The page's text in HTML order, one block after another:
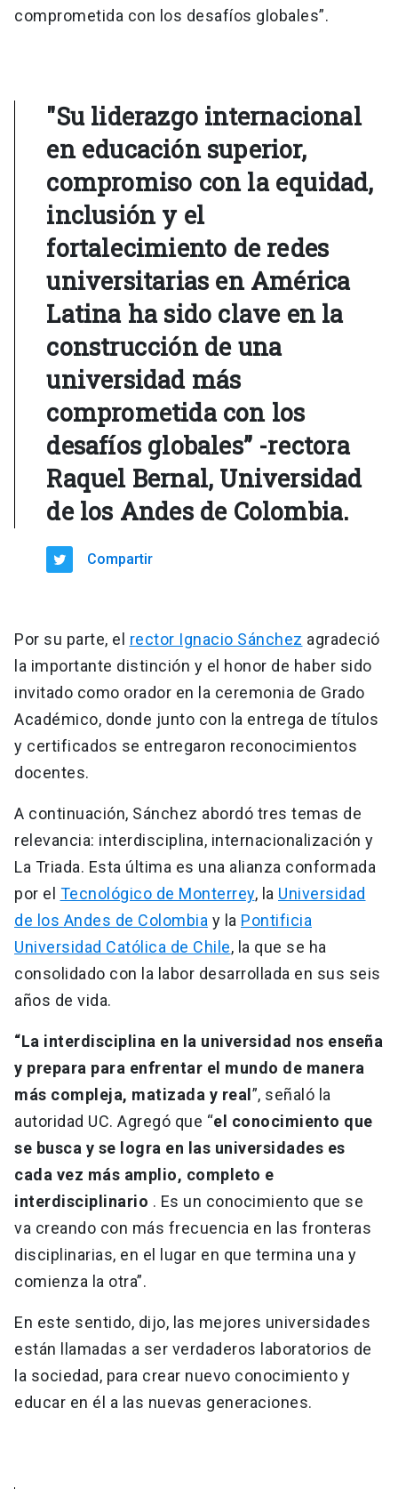
comprometida con los desafíos globales”.
"Su liderazgo internacional
en educación superior,
compromiso con la equidad,
inclusión y el
fortalecimiento de redes
universitarias en América
Latina ha sido clave en la
construcción de una
universidad más
comprometida con los
desafíos globales” -rectora
Raquel Bernal, Universidad
de los Andes de Colombia.
Compartir
Por su parte, el rector Ignacio Sánchez agradeció
la importante distinción y el honor de haber sido
invitado como orador en la ceremonia de Grado
Académico, donde junto con la entrega de títulos
y certificados se entregaron reconocimientos
docentes.
A continuación, Sánchez abordó tres temas de
relevancia: interdisciplina, internacionalización y
La Triada. Esta última es una alianza conformada
por el Tecnológico de Monterrey, la Universidad
de los Andes de Colombia y la Pontificia
Universidad Católica de Chile, la que se ha
consolidado con la labor desarrollada en sus seis
años de vida.
“La interdisciplina en la universidad nos enseña
y prepara para enfrentar el mundo de manera
más compleja, matizada y real ”, señaló la
autoridad UC. Agregó que “el conocimiento que
se busca y se logra en las universidades es
cada vez más amplio, completo e
interdisciplinario . Es un conocimiento que se
va creando con más frecuencia en las fronteras
disciplinarias, en el lugar en que termina una y
comienza la otra”.
En este sentido, dijo, las mejores universidades
están llamadas a ser verdaderos laboratorios de
la sociedad, para crear nuevo conocimiento y
educar en él a las nuevas generaciones.